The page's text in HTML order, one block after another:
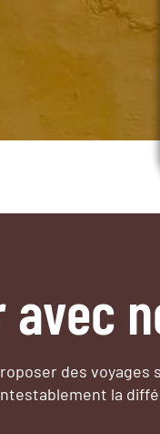
des voyages
la